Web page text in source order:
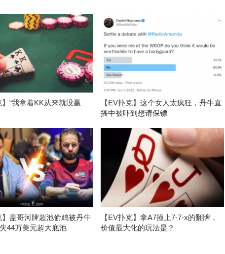
“我拿着KK从来就没赢
【EV扑克】这个女人太疯狂，丹牛直
播中被吓到想请保镖
】盖哥河牌超池偷鸡被丹牛
44万美元超大底池
【EV扑克】拿A7撞上7-7-x的翻牌，
价值最大化的玩法是？